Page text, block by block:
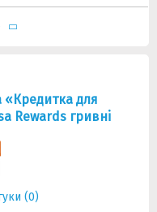
для
Rewards гривнi
(0)